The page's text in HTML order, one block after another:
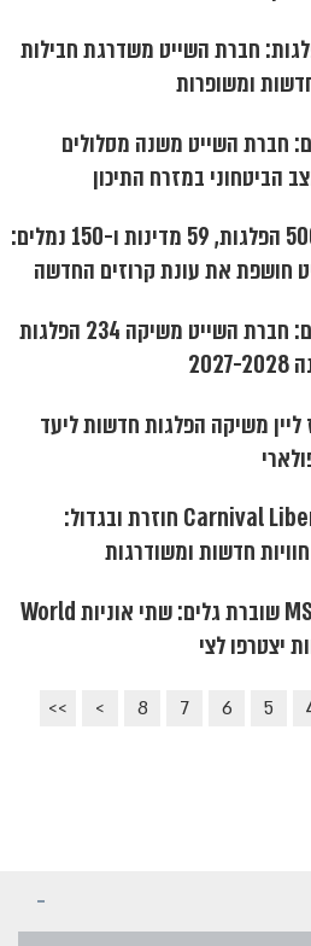
חברת השייט משדרגת חבילות
ומשופרות
חברת השייט משנה מסלולים
הביטחוני במזרח התיכון
למעלה מ-500 הפלגות, 59 מדינות ו-150 נמלים:
חושפת את עונת קרוזים החדשה
יוקרה בלב ים: חברת השייט משיקה 234 הפלגות
ליין משיקה הפלגות חדשות ליעד
האונייה Carnival Liberty חוזרת ובגדול:
חדשות ומשודרגות
MSC Cruises שוברת גלים: שתי אוניות World
5
6
7
8
>
>>